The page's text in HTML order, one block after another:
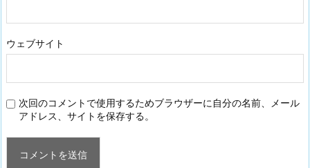
ウェブサイト
次回のコメントで使用するためブラウザーに自分の名前、メール
アドレス、サイトを保存する。